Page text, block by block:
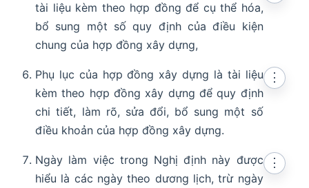
tài liệu kèm theo hợp đồng để cụ thể hóa,
bổ sung một số quy định của điều kiện
chung của hợp đồng xây dựng,
Phụ lục của hợp đồng xây dựng là tài liệu
kèm theo hợp đồng xây dựng để quy định
chi tiết, làm rõ, sửa đổi, bổ sung một số
điều khoản của hợp đồng xây dựng.
⋮
Ngày làm việc trong Nghị định này được
hiểu là các ngày theo dương lịch, trừ ngày
⋮